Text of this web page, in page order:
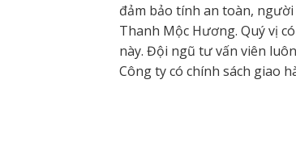
đảm bảo tính an toàn,
Thanh Mộc Hương. Quý vị
này. Đội ngũ tư vấn viên
Công ty có chính sách giao